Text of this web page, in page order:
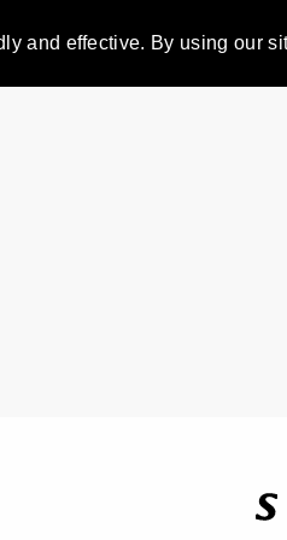
and effective. By using our